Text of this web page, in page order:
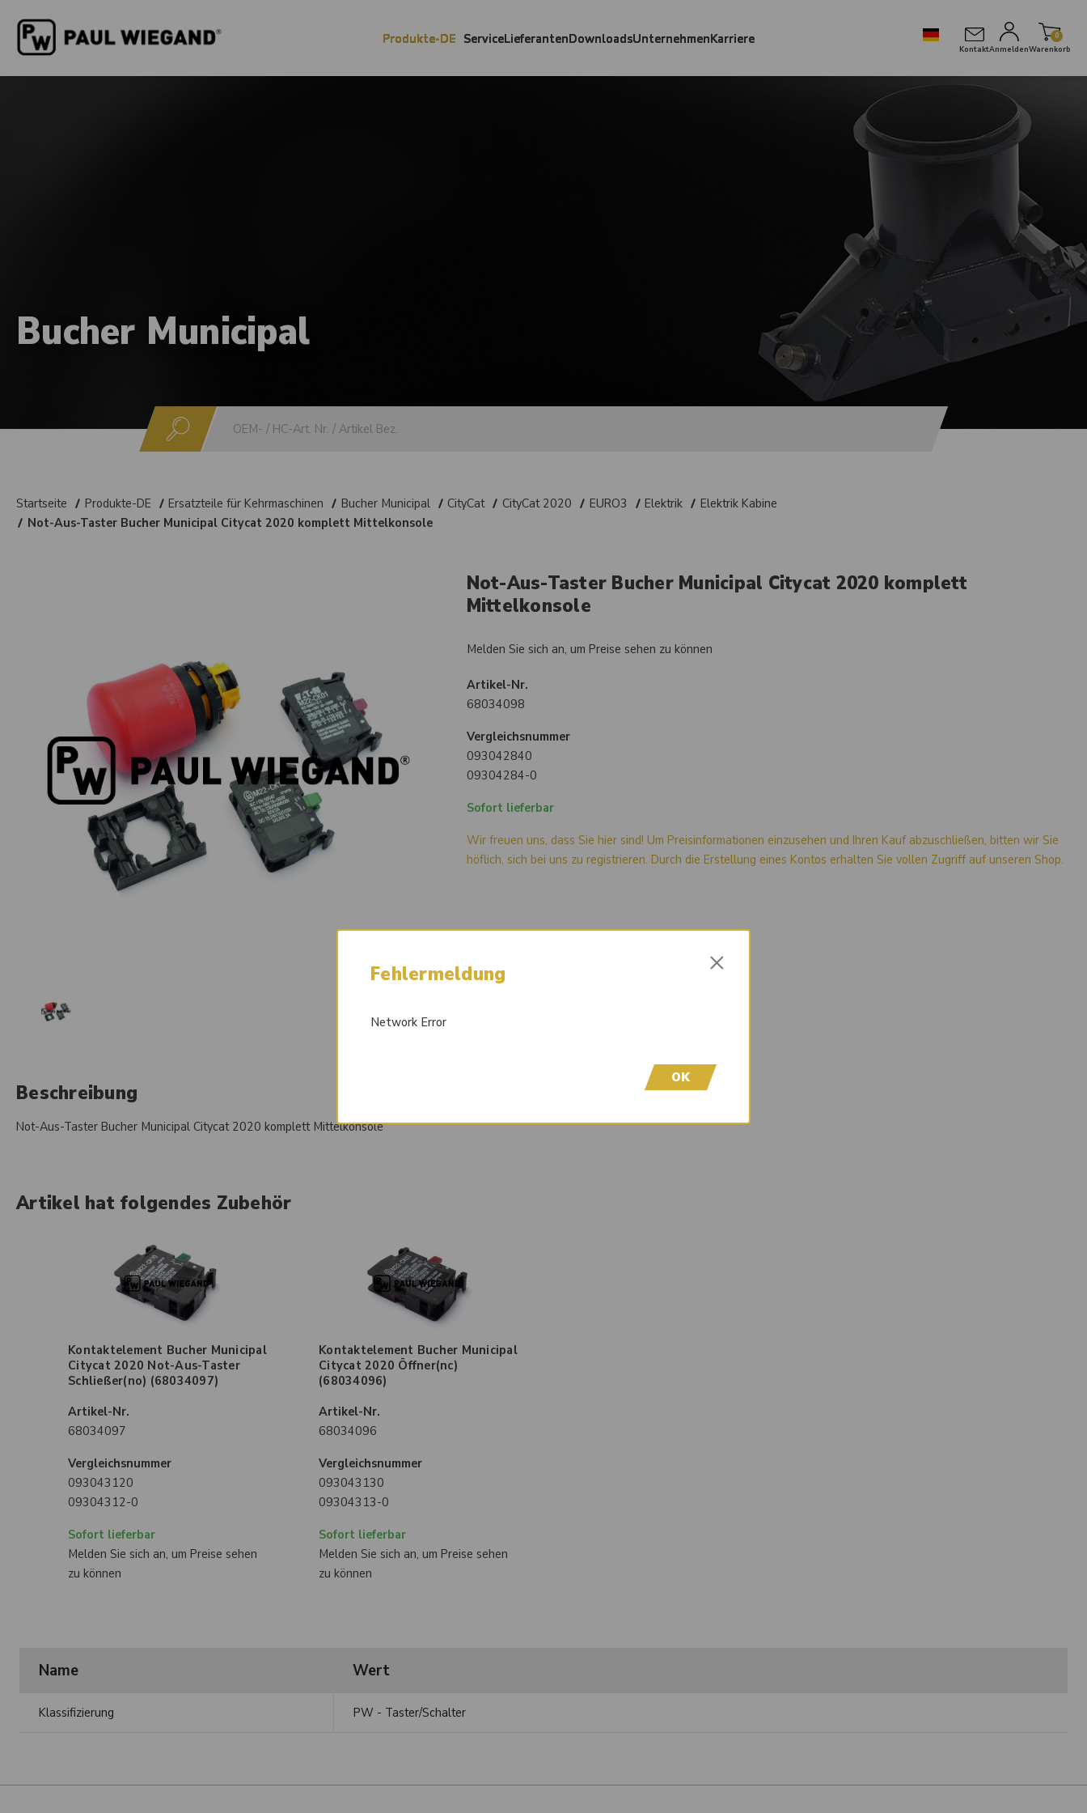
Produkte-DE ServiceLieferantenDownloadsUnternehmenKarriere
KontaktAnmelden
0
Warenkorb
Bucher Municipal
Startseite Produkte-DE Ersatzteile für Kehrmaschinen Bucher Municipal CityCat CityCat 2020 EURO3 Elektrik
Elektrik Kabine
Not-Aus-Taster Bucher Municipal Citycat 2020 komplett Mittelkonsole
Not-Aus-Taster Bucher Municipal Citycat 2020 komplett
Mittelkonsole
Melden Sie sich an, um Preise sehen zu können
Artikel-Nr.
68034098
Vergleichsnummer
093042840
09304284-0
Sofort lieferbar
Wir freuen uns, dass Sie hier sind! Um Preisinformationen einzusehen und Ihren Kauf abzuschließen, bitten wir Sie
höflich, sich bei uns zu registrieren. Durch die Erstellung eines Kontos erhalten Sie vollen Zugriff auf unseren Shop.
Beschreibung
Not-Aus-Taster Bucher Municipal Citycat 2020 komplett Mittelkonsole
Artikel hat folgendes Zubehör
Kontaktelement Bucher Municipal
Citycat 2020 Not-Aus-Taster
Schließer(no) (68034097)
Artikel-Nr.
68034097
Vergleichsnummer
093043120
09304312-0
Sofort lieferbar
Melden Sie sich an, um Preise sehen
zu können
Kontaktelement Bucher Municipal
Citycat 2020 Öffner(nc)
(68034096)
Artikel-Nr.
68034096
Vergleichsnummer
093043130
09304313-0
Sofort lieferbar
Melden Sie sich an, um Preise sehen
zu können
Name Wert
Klassifizierung PW - Taster/Schalter
Fehlermeldung ×
Network Error
OK